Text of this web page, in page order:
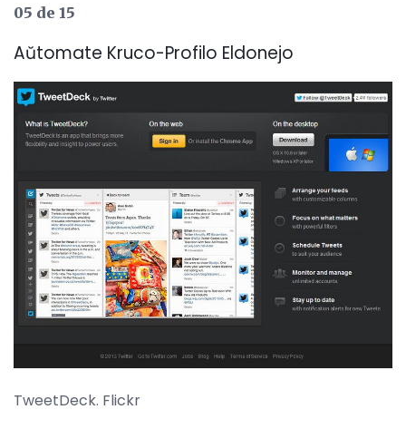
05 de 15
Aŭtomate Kruco-Profilo Eldonejo
TweetDeck. Flickr